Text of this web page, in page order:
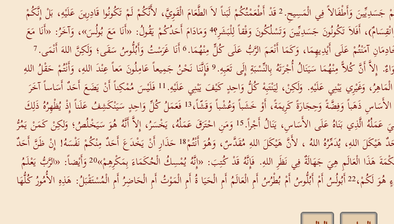
جَسَدِيِّينَ وَأَطْفَالاً فِي الْمَسِيحِ.2قَدْ أَطْعَمْتُكُمْ لَبَناً لاَ الطَّعَامَ الْقَوِيَّ، لأَنَّكُمْ لَمْ تَكُونُوا قَادِرِينَ عَلَيْهِ، بَلْ إِنَّكُمْ
أَفَلاَ تَكُونُونَ جَسَدِيِّينَ وَتَسْلُكُونَ وَفْقاً لِلْبَشَرِ؟4 وَمَادَامَ أَحَدُكُمْ يَقُولُ: «أَنَا مَعَ بُولُسَ»، وَآخَرُ: «أَنَا مَعَ
آمَنْتُمْ عَلَى أَيْدِيهِمَا، وَكَمَا أَنْعَمَ الرَّبُّ عَلَى كُلٍّ مِنْهُمَا.6أَنَا غَرَسْتُ وَأَبُلُّوسُ سَقَى؛ وَلَكِنَّ اللهَ أَنْمَى.7
إِلاَّ أَنَّ كُلاًّ مِنْهُمَا سَيَنَالُ أُجْرَتَهُ بِالنِّسْبَةِ إِلَى تَعَبِهِ.9فَإِنَّنَا نَحْنُ جَمِيعاً عَامِلُونَ مَعاً عِنْدَ اللهِ، وَأَنْتُمْ حَقْلُ اللهِ
وَغَيْرِي يَبْنِي عَلَيْهِ. وَلَكِنْ، لِيَنْتَبِهْ كُلُّ وَاحِدٍ كَيْفَ يَبْنِي عَلَيْهِ.11 فَلَيْسَ مُمْكِناً أَنْ يَضَعَ أَحَدٌ أَسَاساً آخَرَ
ذَهَباً وَفِضَّةً وَحِجَارَةً كَرِيمَةً، أَوْ خَشَباً وَعُشْباً وَقَشّاً،13 فَعَمَلُ كُلِّ وَاحِدٍ سَيَنْكَشِفُ عَلَناً إِذْ يُظْهِرُهُ ذَلِكَ
عَمَلُهُ الَّذِي بَنَاهُ عَلَى الأَسَاسِ، يَنَالُ أَجْراً.15 وَمَنِ احْتَرَقَ عَمَلُهُ، يَخْسَرُ، إِلاَّ أَنَّهُ هُوَ سَيَخْلُصُ؛ وَلكِنْ كَمَنْ يَمُرُّ
هَيْكَلَ اللهِ، يُدَمِّرُهُ اللهُ ، لأَنَّ هَيْكَلَ اللهِ مُقَدَّسٌ، وَهُوَ أَنْتُمْ18 حَذَارِ أَنْ يَخْدَعَ أَحَدٌ مِنْكُمْ نَفْسَهُ! إِنْ ظَنَّ أَحَدٌ
هَذَا الْعَالَمِ هِيَ جَهَالَةٌ فِي نَظَرِ اللهِ. فَإِنَّهُ قَدْ كُتِبَ: «إِنَّهُ يُمْسِكُ الْحُكَمَاءَ بِمَكْرِهِمْ»20وَأَيْضاً: «الرَّبُّ يَعْلَمُ
هُوَ لَكُمْ،22أَبُولُسُ أَمْ أَبُلُّوسُ أَمْ بُطْرُسُ أَمِ الْعَالَمُ أَمِ الْحَيَا ةُ أَمِ الْمَوْتُ أَمِ الْحَاضِرُ أَمِ الْمُسْتَقْبَلُ: هَذِهِ الأُمُورُ كُلُّهَا